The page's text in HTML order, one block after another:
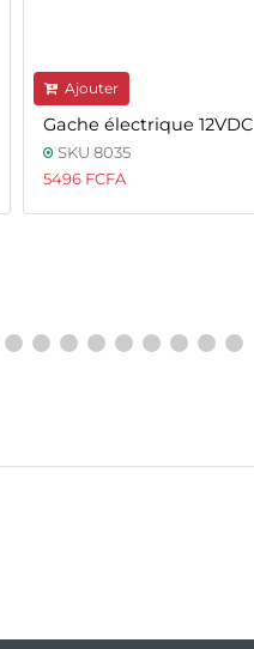
Ajouter
Gache électrique 12VDC
SKU 8035
5496 FCFA